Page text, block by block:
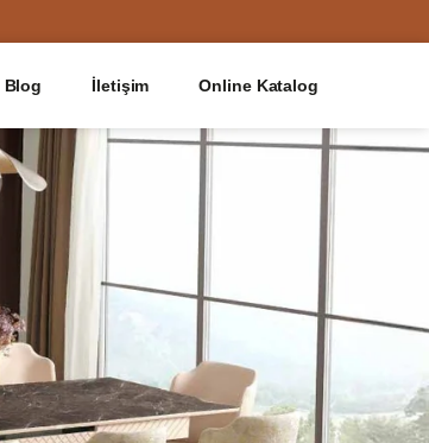
Blog İletişim Online Katalog